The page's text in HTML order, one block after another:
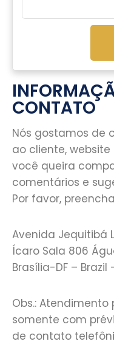
CONTATO
Nós gostamos de
ao cliente,
você queira
comentários e
Por favor,
Avenida Jequitibá
Ícaro Sala 806
Brasília-DF – Brazil
Obs.:
somente com
de contato